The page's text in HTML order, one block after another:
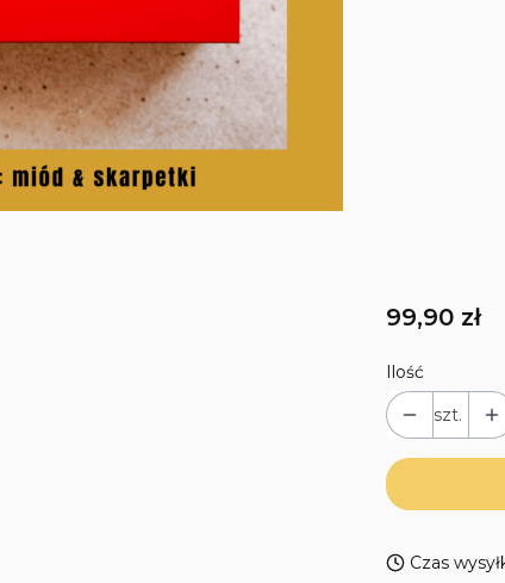
Wybierz
Cena
99,90 zł
Ilość
szt.
Czas